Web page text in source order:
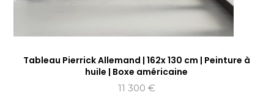
Tableau Pierrick Allemand | 162x 130 cm | Peinture à
huile | Boxe américaine
11 300 €